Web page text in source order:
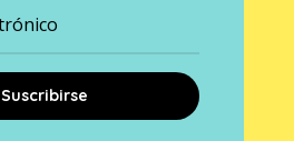
Suscribirse